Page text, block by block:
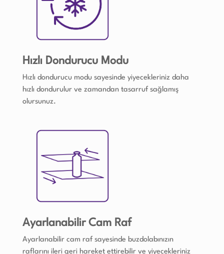
Hızlı Dondurucu Modu
Hızlı dondurucu modu sayesinde yiyecekleriniz daha
hızlı dondurulur ve zamandan tasarruf sağlamış
olursunuz.
Ayarlanabilir Cam Raf
Ayarlanabilir cam raf sayesinde buzdolabınızın
raflarını ileri geri hareket ettirebilir ve yiyecekleriniz